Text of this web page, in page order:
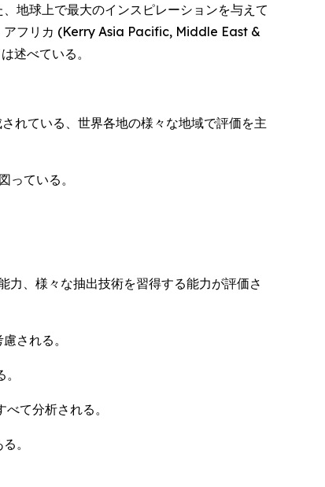
地球上で最大のインスピレーションを与えて
アフリカ (Kerry Asia Pacific, Middle East &
は述べている。
れている、世界各地の様々な地域で評価を主
ている。
力、様々な抽出技術を習得する能力が評価さ
される。
て分析される。
。